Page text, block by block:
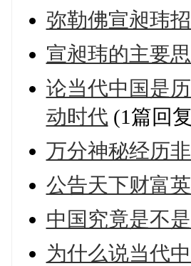
弥勒佛宣昶玮
宣昶玮的主要
论当代中国是
动时代 (1篇回
万分神秘经历
公告天下财富
中国究竟是不
为什么说当代